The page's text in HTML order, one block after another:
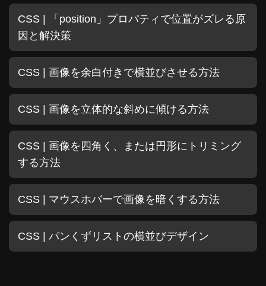
CSS | 「position」プロパティで位置がズレる原
因と解決策
CSS | 画像を余白付きで横並びさせる方法
CSS | 画像を立体的な斜めに傾ける方法
CSS | 画像を四角く、または円形にトリミング
する方法
CSS | マウスホバーで画像を暗くする方法
CSS | パンくずリストの横並びデザイン